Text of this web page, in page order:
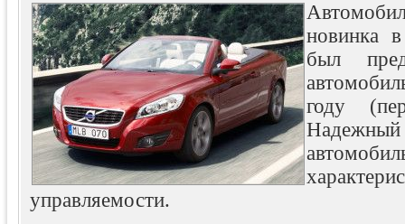
новинка
был
году
управляемости.